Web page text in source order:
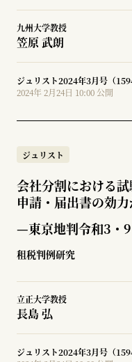
九州大学教授
笠原 武朗
ジュリスト2024年3月号（
2024年 2月24日 10:00 公開
ジュリスト
会社分割における
申請・届出書の効
—東京地判令和3・
租税判例研究
立正大学教授
長島 弘
ジュリスト2024年3月号（